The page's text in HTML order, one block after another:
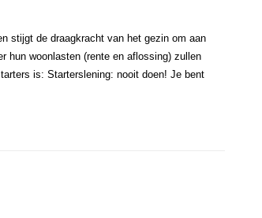
stijgt de draagkracht van het gezin om aan
hun woonlasten (rente en aflossing) zullen
is: Starterslening: nooit doen! Je bent